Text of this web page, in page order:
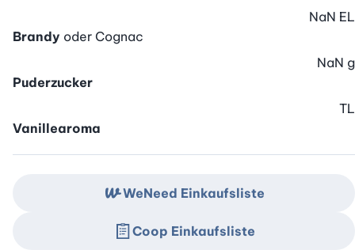
Brandy oder Cognac
NaN EL
Puderzucker
NaN g
Vanillearoma
TL
WeNeed Einkaufsliste
Coop Einkaufsliste